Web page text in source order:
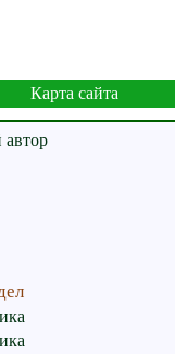
Карта сайта